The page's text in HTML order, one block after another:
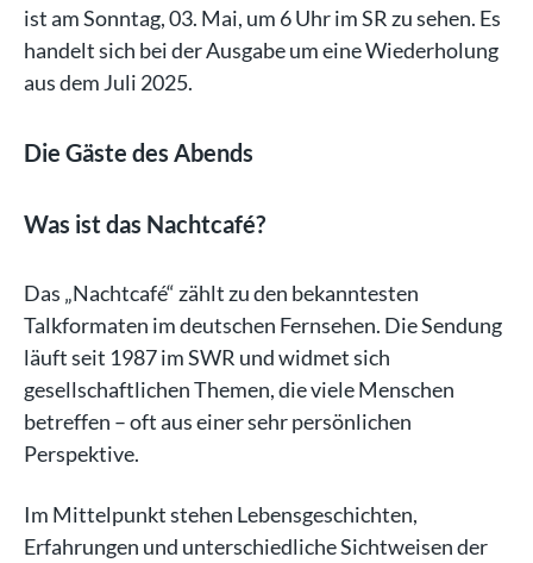
ist am Sonntag, 03. Mai, um 6 Uhr im SR zu sehen. Es
handelt sich bei der Ausgabe um eine Wiederholung
aus dem Juli 2025.
Die Gäste des Abends
Was ist das Nachtcafé?
Das „Nachtcafé“ zählt zu den bekanntesten
Talkformaten im deutschen Fernsehen. Die Sendung
läuft seit 1987 im SWR und widmet sich
gesellschaftlichen Themen, die viele Menschen
betreffen – oft aus einer sehr persönlichen
Perspektive.
Im Mittelpunkt stehen Lebensgeschichten,
Erfahrungen und unterschiedliche Sichtweisen der